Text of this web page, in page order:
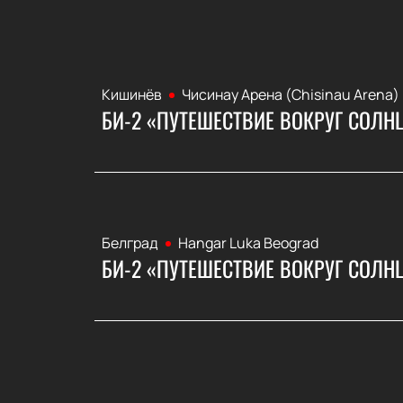
Кишинёв Чисинау Арена (Chisinau Arena)
БИ-2 «ПУТЕШЕСТВИЕ ВОКРУГ
Белград Hangar Luka Beograd
БИ-2 «ПУТЕШЕСТВИЕ ВОКРУГ